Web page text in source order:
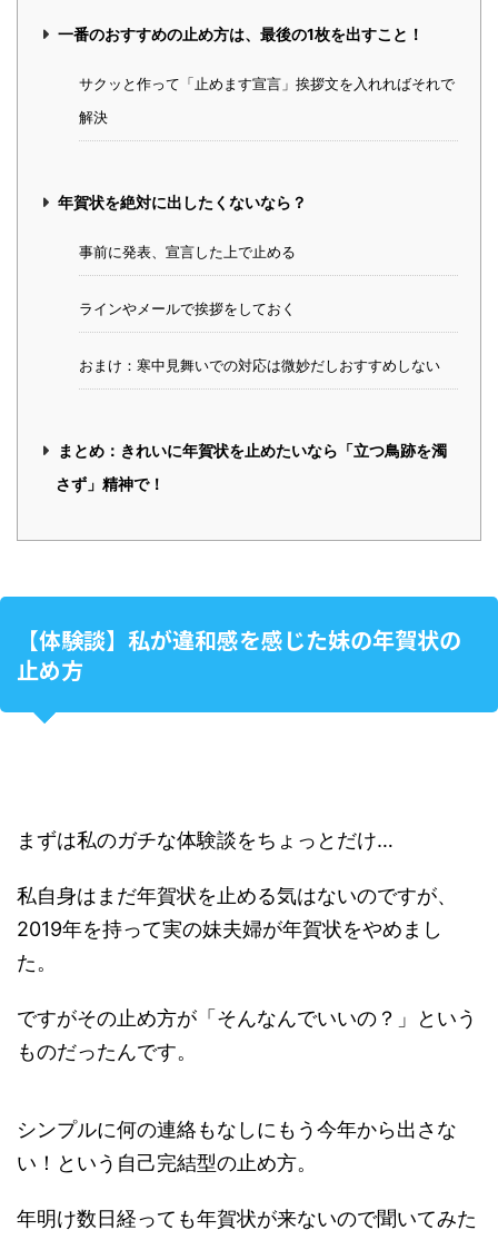
一番のおすすめの止め方は、最後の1枚を出すこと！
サクッと作って「止めます宣言」挨拶文を入れればそれで
解決
年賀状を絶対に出したくないなら？
事前に発表、宣言した上で止める
ラインやメールで挨拶をしておく
おまけ：寒中見舞いでの対応は微妙だしおすすめしない
まとめ：きれいに年賀状を止めたいなら「立つ鳥跡を濁
さず」精神で！
【体験談】私が違和感を感じた妹の年賀状の
止め方
まずは私のガチな体験談をちょっとだけ…
私自身はまだ年賀状を止める気はないのですが、
2019年を持って実の妹夫婦が年賀状をやめまし
た。
ですがその止め方が「そんなんでいいの？」という
ものだったんです。
シンプルに何の連絡もなしにもう今年から出さな
い！という自己完結型の止め方。
年明け数日経っても年賀状が来ないので聞いてみた